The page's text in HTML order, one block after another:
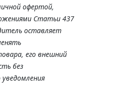
офертой,
Статьи 437
оставляет
его внешний
без